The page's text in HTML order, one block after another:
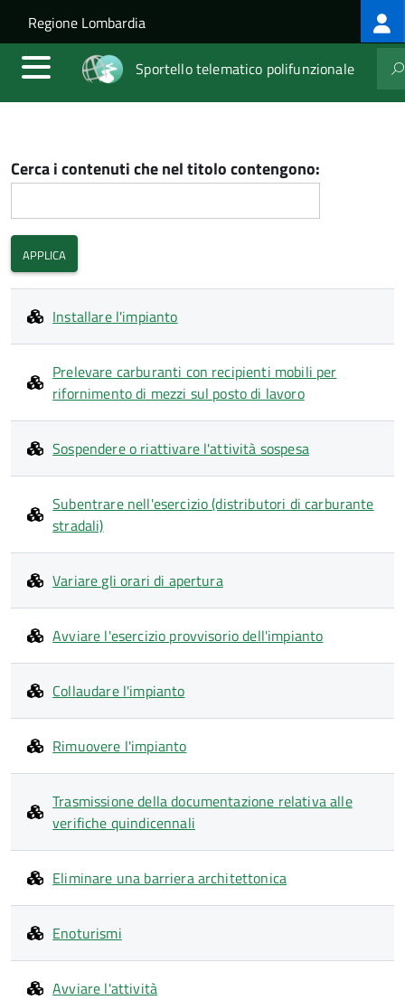
Salta al contenuto principale
Skip to site navigation
Regione Lombardia
Sportello telematico polifunzionale
Cerca i contenuti che nel titolo contengono:
Installare l'impianto
Prelevare carburanti con recipienti mobili per
rifornimento di mezzi sul posto di lavoro
Sospendere o riattivare l'attività sospesa
Subentrare nell'esercizio (distributori di carburante
stradali)
Variare gli orari di apertura
Avviare l'esercizio provvisorio dell'impianto
Collaudare l'impianto
Rimuovere l'impianto
Trasmissione della documentazione relativa alle
verifiche quindicennali
Eliminare una barriera architettonica
Enoturismi
Avviare l'attività